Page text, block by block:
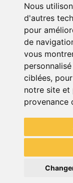
Nous
d'autres
pour
de
vous
ciblées,
notre site et
provenance
Détails
Etat : 4 sur 5
Membres
Mis en ligne le :
Tags :
#dbz
Télécharge